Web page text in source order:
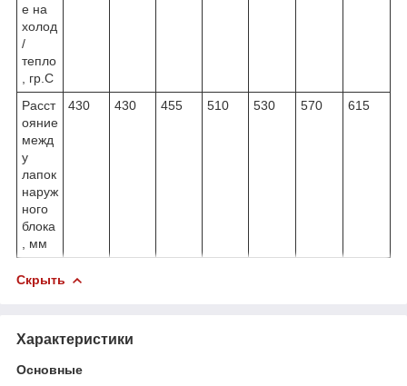
е на
холод
/
тепло
, гр.С
Расст
ояние
межд
у
лапок
наруж
ного
блока
, мм
430 430 455 510 530 570 615
Скрыть
Характеристики
Основные